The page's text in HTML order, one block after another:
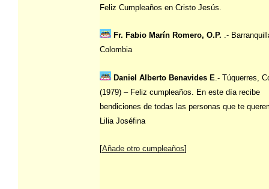
Feliz Cumpleaños en Cristo Jesús.
Fr. Fabio Marín Romero, O.P. .-
Colombia
Daniel Alberto Benavides E .- Túquerres,
(1979) – Feliz cumpleaños. En este día recibe
bendiciones de todas las personas que te
Lilia Joséfina
[Añade otro cumpleaños]